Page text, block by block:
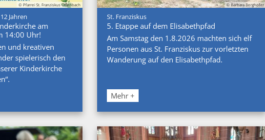
© Pfarrei St. Franziskus Offenbach
Jahren
am
14:00 Uhr!
und kreativen
spielerisch den
Kinderkirche
© Barbara Berghofer
St. Franziskus:
5. Etappe auf dem Elisabethpfad
Am Samstag den 1.8.2026 machten sich elf
Personen aus St. Franziskus zur vorletzten
Wanderung auf den Elisabethpfad.
Mehr +